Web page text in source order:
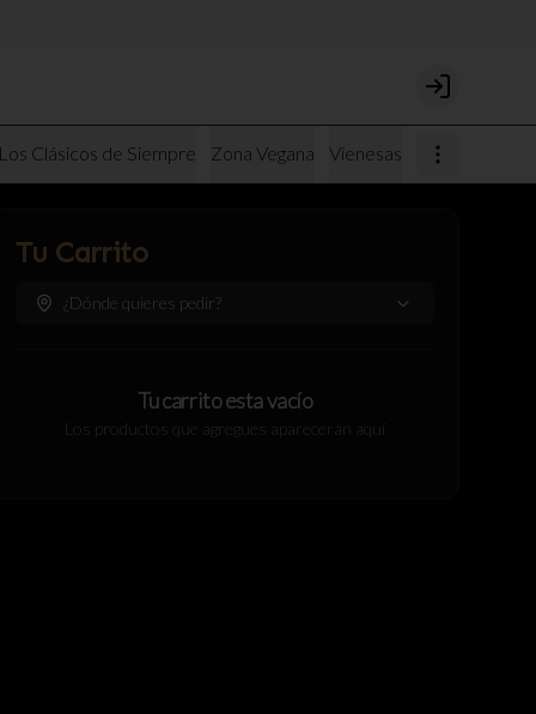
Login
Clásicos de Siempre Zona Vegana Vienesas
Tu Carrito
¿Dónde quieres pedir?
Tu carrito esta vacío
Los productos que agregues aparecerán aquí